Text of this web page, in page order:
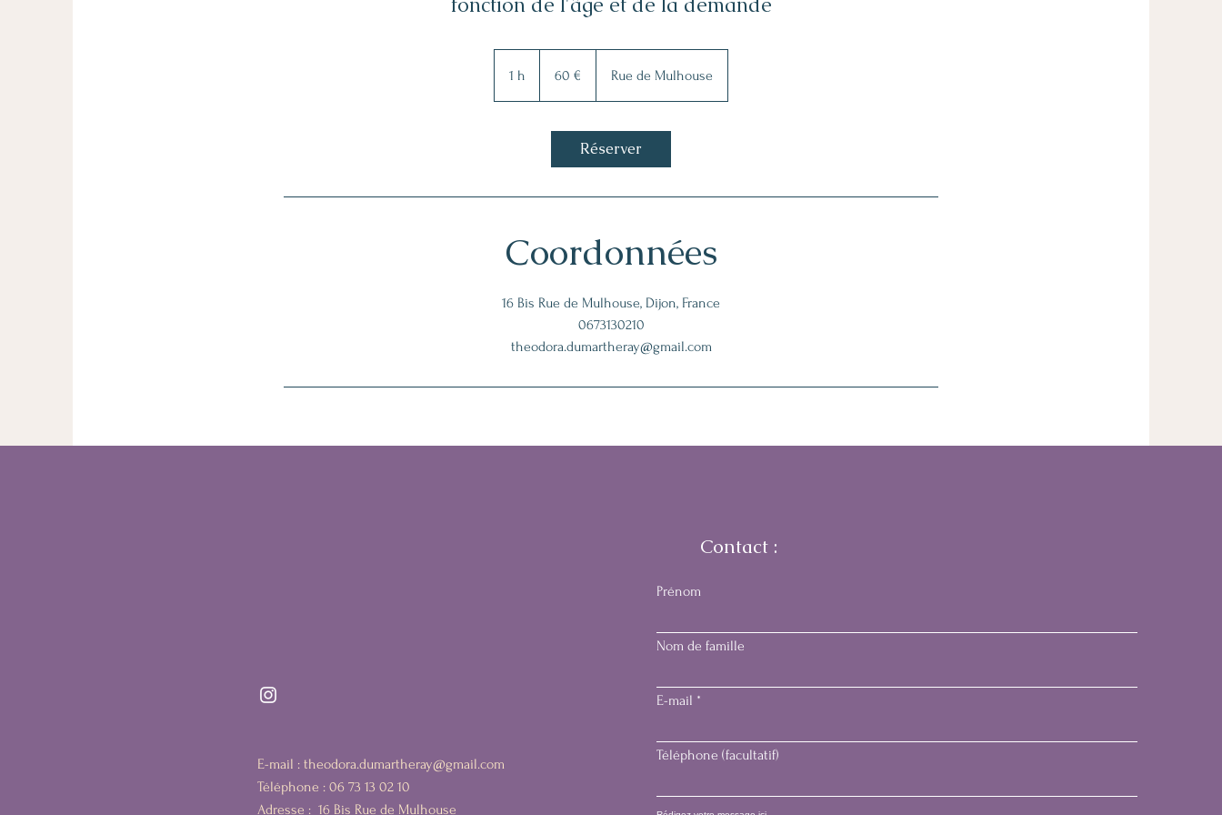
1 h 60 € Rue de Mulhouse
Réserver
Coordonnées
16 Bis Rue de Mulhouse, Dijon, France
0673130210
theodora.dumartheray@gmail.com
E-mail : theodora.dumartheray@gmail.com
Téléphone : 06 73 13 02 10
Adresse : 16 Bis Rue de Mulhouse
Contact :
Prénom
Nom de famille
E-mail
Téléphone (facultatif)